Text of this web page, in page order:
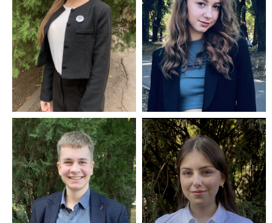
Потєхіна Анастасія
10В, комісія пре-
інформаційної
служби.
Шевчик Валерія
11Г, комісія прес-
інформаційна
служба